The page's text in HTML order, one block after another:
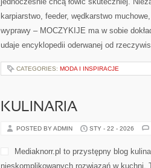
CATEGORIES:EXCELRAPORT
PRZYNĘTY I ZANĘTY